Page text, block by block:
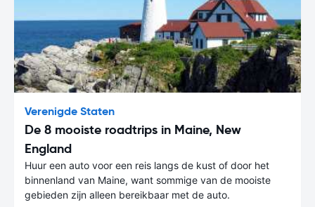
Verenigde Staten
De 8 mooiste roadtrips in Maine, New
England
Huur een auto voor een reis langs de kust of door het
binnenland van Maine, want sommige van de mooiste
gebieden zijn alleen bereikbaar met de auto.